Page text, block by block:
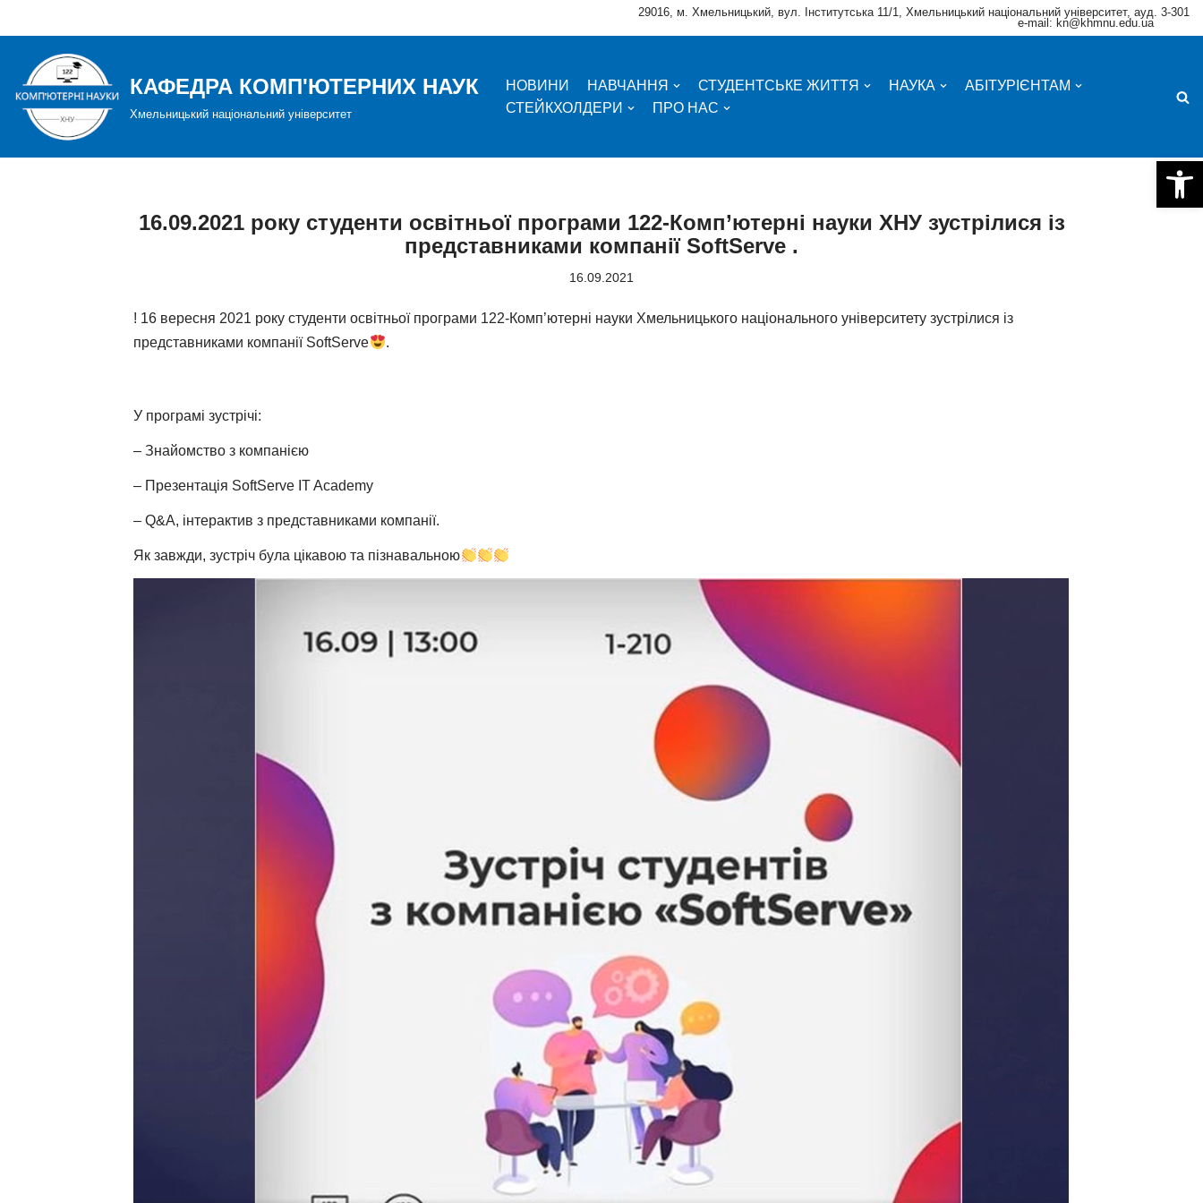
до
вмісту
29016, м. Хмельницький, вул. Інститутська 11/1, Хмельницький національний університет, ауд. 3-301
e-mail: kn@khmnu.edu.ua
КАФЕДРА КОМП'ЮТЕРНИХ НАУК
Хмельницький національний університет
НОВИНИ НАВЧАННЯ СТУДЕНТСЬКЕ ЖИТТЯ НАУКА
АБІТУРІЄНТАМ
СТЕЙКХОЛДЕРИ
ПРО НАС
16.09.2021 року студенти освітньої програми 122-Комп’ютерні науки ХНУ зустрілися із
представниками компанії SoftServe .
16.09.2021
! 16 вересня 2021 року студенти освітньої програми 122-Комп’ютерні науки Хмельницького національного університету зустрілися із
представниками компанії SoftServe
.
У програмі зустрічі:
– Знайомство з компанією
– Презентація SoftServe IT Academy
– Q&A, інтерактив з представниками компанії.
Як завжди, зустріч була цікавою та пізнавальною